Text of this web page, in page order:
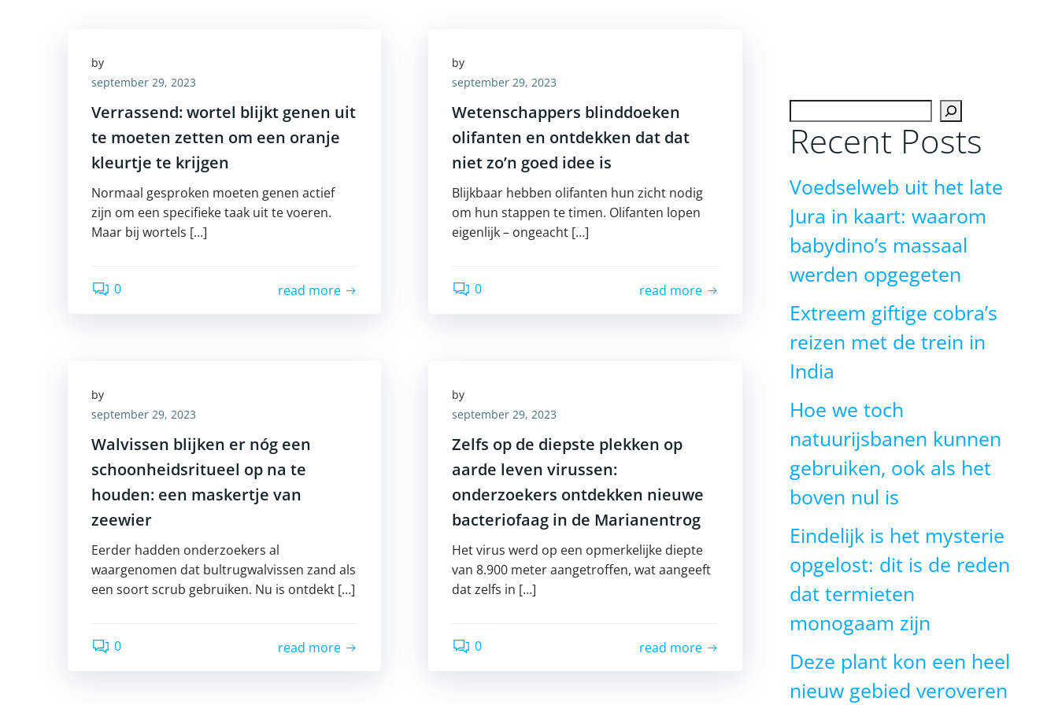
by
september 29, 2023
Verrassend: wortel blijkt genen uit
te moeten zetten om een oranje
kleurtje te krijgen
Normaal gesproken moeten genen actief
zijn om een specifieke taak uit te voeren.
Maar bij wortels […]
0 read more
by
september 29, 2023
Wetenschappers blinddoeken
olifanten en ontdekken dat dat
niet zo’n goed idee is
Blijkbaar hebben olifanten hun zicht nodig
om hun stappen te timen. Olifanten lopen
eigenlijk – ongeacht […]
0 read more
by
september 29, 2023
Walvissen blijken er nóg een
schoonheidsritueel op na te
houden: een maskertje van
zeewier
Eerder hadden onderzoekers al
waargenomen dat bultrugwalvissen zand als
een soort scrub gebruiken. Nu is ontdekt […]
0 read more
by
september 29, 2023
Zelfs op de diepste plekken op
aarde leven virussen:
onderzoekers ontdekken nieuwe
bacteriofaag in de Marianentrog
Het virus werd op een opmerkelijke diepte
van 8.900 meter aangetroffen, wat aangeeft
dat zelfs in […]
0 read more
Recent Posts
Voedselweb uit het late
Jura in kaart: waarom
babydino’s massaal
werden opgegeten
Extreem giftige cobra’s
reizen met de trein in
India
Hoe we toch
natuurijsbanen kunnen
gebruiken, ook als het
boven nul is
Eindelijk is het mysterie
opgelost: dit is de reden
dat termieten
monogaam zijn
Deze plant kon een heel
nieuw gebied veroveren